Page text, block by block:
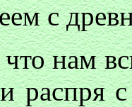
с
нам
распря